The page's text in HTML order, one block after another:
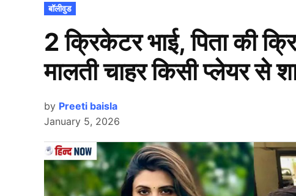
POSTED
IN
बॉलीवुड
2 क्रिकेटर भाई, पिता की
मालती चाहर किसी प्लेयर से
by Preeti baisla
January 5, 2026